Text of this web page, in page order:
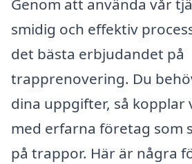
Genom att använda vår
smidig och effektiv
det bästa erbjudandet på
trapprenovering. Du
dina uppgifter, så kopplar
med erfarna företag som
på trappor. Här är några